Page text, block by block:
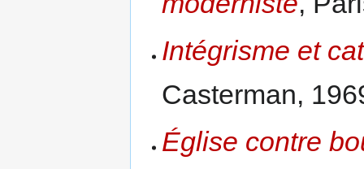
Intégrisme et
Casterman,
Église contre